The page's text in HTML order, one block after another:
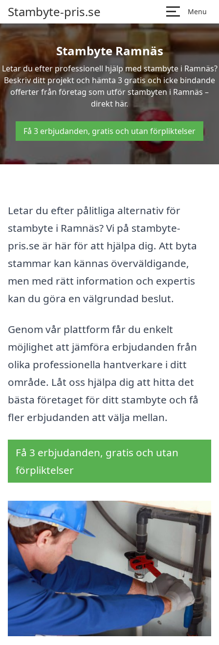
Stambyte-pris.se Menu
Stambyte Ramnäs
Letar du efter professionell hjälp med stambyte i Ramnäs?
Beskriv ditt projekt och hämta 3 gratis och icke bindande
offerter från företag som utför stambyten i Ramnäs –
direkt här.
Få 3 erbjudanden, gratis och utan förpliktelser
Letar du efter pålitliga alternativ för
stambyte i Ramnäs? Vi på stambyte-
pris.se är här för att hjälpa dig. Att byta
stammar kan kännas överväldigande,
men med rätt information och expertis
kan du göra en välgrundad beslut.
Genom vår plattform får du enkelt
möjlighet att jämföra erbjudanden från
olika professionella hantverkare i ditt
område. Låt oss hjälpa dig att hitta det
bästa företaget för ditt stambyte och få
fler erbjudanden att välja mellan.
Få 3 erbjudanden, gratis och utan
förpliktelser